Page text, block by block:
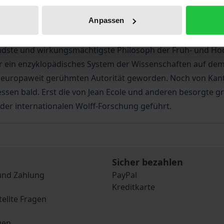
Anpassen
Bibliografische Angaben
und wirkungsmächtigste Philosoph der Früh- und
enzyklopädisches System der Wissenschaften auf
gerühmten Autorität geworden. Noch von
bald. Erst die von Jean Ecole und anderen besorgte
internationalen Wolff-Forschung geführt.
Zahlung
Fragen
Sicher bezahlen
PayPal
Kreditkarte